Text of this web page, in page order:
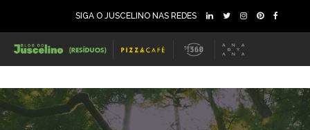
SIGA O JUSCELINO NAS REDES